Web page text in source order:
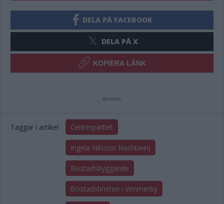
DELA PÅ FACEBOOK
DELA PÅ X
KOPIERA LÄNK
Annons:
Taggar i artikel Centerpartiet
Ingela Nilsson Nachtweij
Bostadsbyggande
Bostadsbristen i Vimmerby